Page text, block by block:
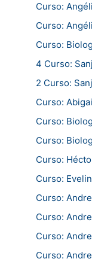
Curso:
Curso:
Curso:
4 Curso:
2 Curso:
Curso:
Curso:
Curso:
Curso:
Curso:
Curso:
Curso:
Curso:
Curso: